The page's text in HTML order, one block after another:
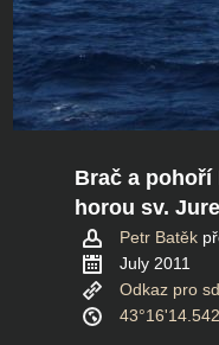
Brač a
horou sv.
Petr Batěk
July 2011
Odkaz pro